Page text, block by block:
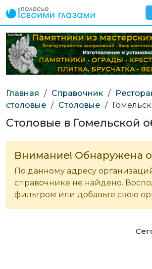
Главная / Справочник /
столовые / Столовые /
Столовые в Гомельской
Внимание! Обнаружена
По данному адресу
справочнике не найдено.
фильтром или добавьте свою